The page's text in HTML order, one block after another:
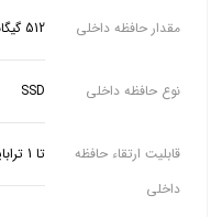
مقدار حافظه داخلی 512 گیگابایت
نوع حافظه داخلی SSD
قابلیت ارتقاء حافظه
داخلی
تا 1 ترابایت